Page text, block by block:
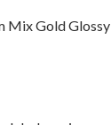
Mix Gold Glossy